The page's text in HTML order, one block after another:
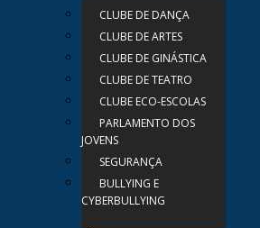
CLUBE DE DANÇA
CLUBE DE ARTES
CLUBE DE GINÁSTICA
CLUBE DE TEATRO
CLUBE ECO-ESCOLAS
PARLAMENTO DOS
JOVENS
SEGURANÇA
BULLYING E
CYBERBULLYING